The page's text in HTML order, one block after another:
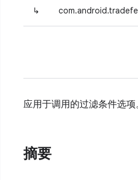
↳
应用于调用的过滤条件选项
摘要